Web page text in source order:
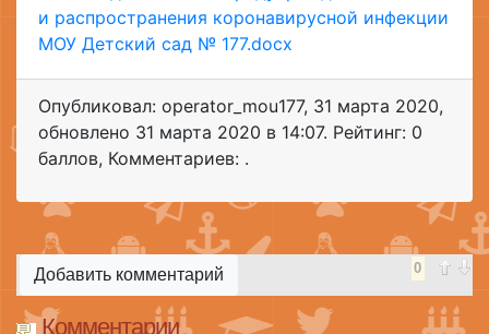
и распространения коронавирусной инфекции
МОУ Детский сад № 177.docx
Опубликовал: operator_mou177, 31 марта 2020,
обновлено 31 марта 2020 в 14:07. Рейтинг: 0
баллов, Комментариев: .
0
Добавить комментарий
Комментарии